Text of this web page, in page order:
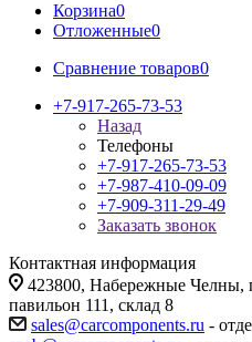
Корзина0
Отложенные0
Сравнение товаров0
+7-917-265-73-53
Назад
Телефоны
+7-917-265-73-53
+7-987-410-09-09
+7-909-311-29-49
Заказать звонок
Контактная информация
423800, Набережные Челны,
павильон 111, склад 8
sales@carcomponents.ru -